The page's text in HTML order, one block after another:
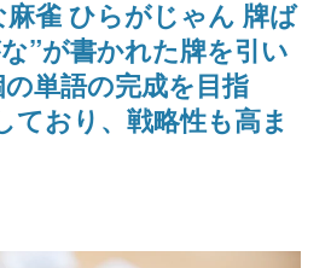
エンブレム、型式番号な
どを配置
雀 ひらがじゃん 牌ば
”が書かれた牌を引い
単語の完成を目指
おり、戦略性も高ま